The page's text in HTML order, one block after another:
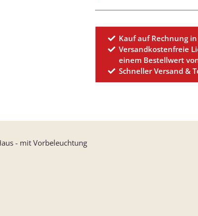
Kauf auf Rechnung
Versandkostenfreie
einem Bestellwert
Schneller Versand &
- mit Vorbeleuchtung